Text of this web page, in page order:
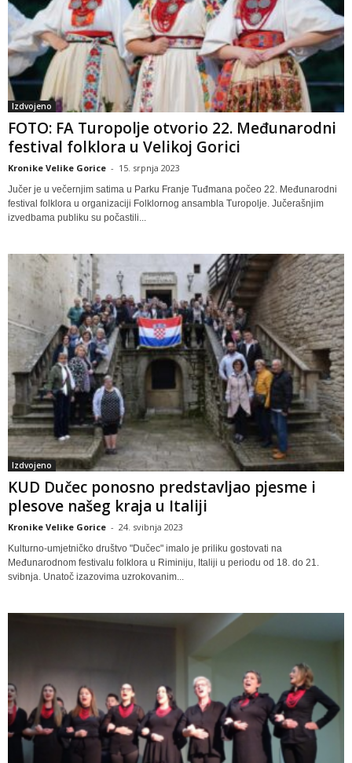
Izdvojeno
FOTO: FA Turopolje otvorio 22. Međunarodni
festival folklora u Velikoj Gorici
Kronike Velike Gorice - 15. srpnja 2023
Jučer je u večernjim satima u Parku Franje Tuđmana počeo 22. Međunarodni
festival folklora u organizaciji Folklornog ansambla Turopolje. Jučerašnjim
izvedbama publiku su počastili...
Izdvojeno
KUD Dučec ponosno predstavljao pjesme i
plesove našeg kraja u Italiji
Kronike Velike Gorice - 24. svibnja 2023
Kulturno-umjetničko društvo "Dučec" imalo je priliku gostovati na
Međunarodnom festivalu folklora u Riminiju, Italiji u periodu od 18. do 21.
svibnja. Unatoč izazovima uzrokovanim...